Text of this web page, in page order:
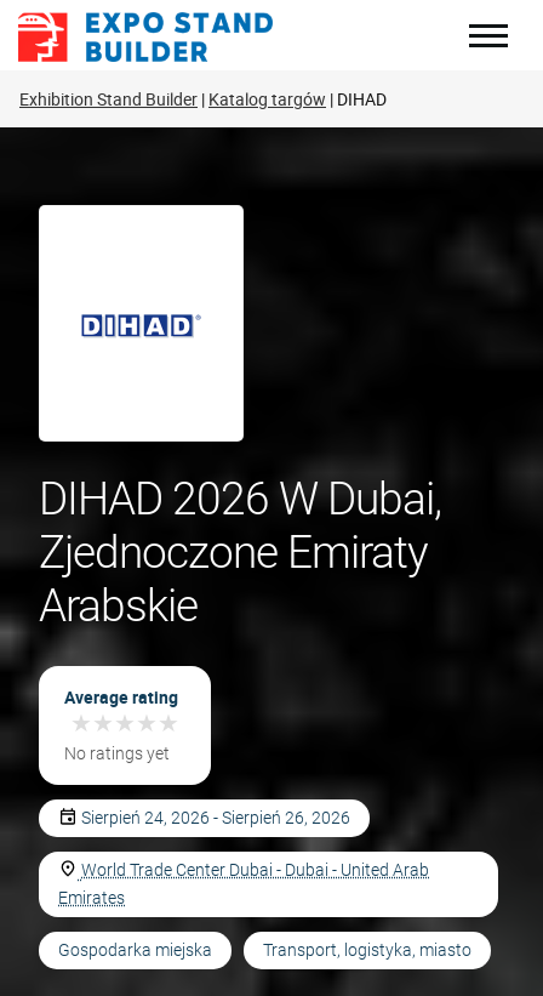
Skip
Exhibition Stand Builder Katalog targów DIHAD
DIHAD 2026 W Dubai,
Zjednoczone Emiraty
Arabskie
Average rating
★★★★★
★★★★★
No ratings yet
Sierpień 24, 2026 - Sierpień 26, 2026
World Trade Center Dubai - Dubai - United Arab
Emirates
Gospodarka miejska Transport, logistyka, miasto